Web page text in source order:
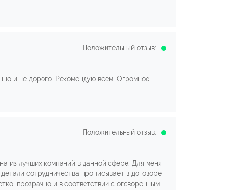
Положительный отзыв:
и не дорого. Рекомендую всем. Огромное
Положительный отзыв:
из лучших компаний в данной сфере. Для меня
сотрудничества прописывает в договоре
прозрачно и в соответствии с оговоренным